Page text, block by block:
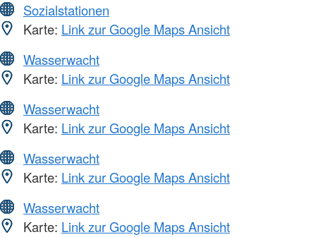
Sozialstationen
Karte: Link zur Google Maps Ansicht
Wasserwacht
Karte: Link zur Google Maps Ansicht
Wasserwacht
Karte: Link zur Google Maps Ansicht
Wasserwacht
Karte: Link zur Google Maps Ansicht
Wasserwacht
Karte: Link zur Google Maps Ansicht